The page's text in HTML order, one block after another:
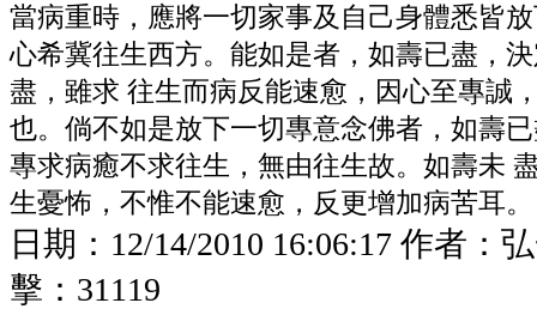
當病重時，應將一切家事及自己身體悉皆
心希冀往生西方。能如是者，如壽已盡，
盡，雖求 往生而病反能速愈，因心至專誠
也。倘不如是放下一切專意念佛者，如壽
專求病癒不求往生，無由往生故。如壽未
生憂怖，不惟不能速愈，反更增加病苦耳。
日期： 12/14/2010 16:06:17 作者：
擊： 31119